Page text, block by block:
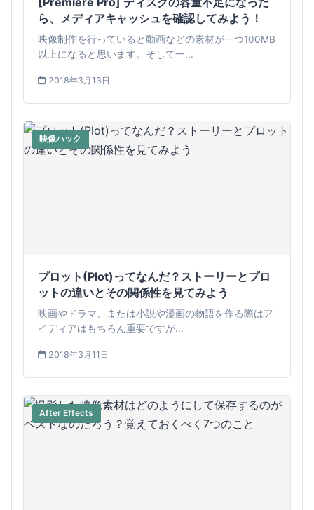
ら、メディアキャッシュを確認してみよう！
映像制作を行っていると動画などの素材が一つ100MB
以上になると思います。そして一...
2018年3月13日
映像ハック
プロット(Plot)ってなんだ？ストーリーとプロ
ットの違いとその関係性を見てみよう
映画やドラマ、または小説や漫画の物語を作る際はア
イディアはもちろん重要ですが...
2018年3月11日
After Effects